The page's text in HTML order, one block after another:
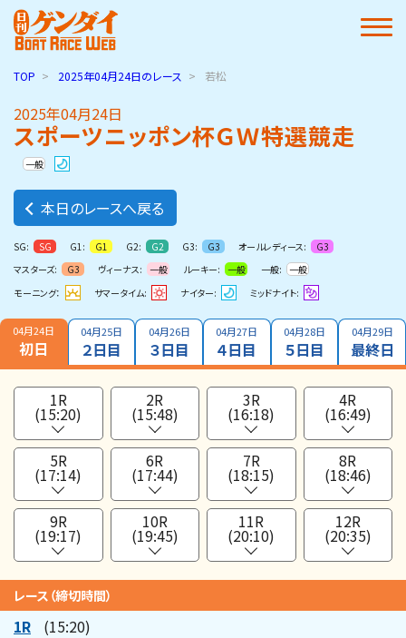
TOP 2025年04月24日のレース 若松
2025年04月24日
スポーツニッポン杯ＧＷ特選競走
一般
本日のレースへ戻る
SG: SG G1: G1 G2: G2 G3: G3 オールレディース:
G3
マスターズ:
G3 ヴィーナス: 一般 ルーキー: 一般 一般: 一般
モーニング：
サマータイム: ナイター: ミッドナイト:
04月24日
初日
04月25日
２日目
04月26日
３日目
04月27日
４日目
04月28日
５日目
04月29日
最終日
1R
(15:20)
2R
(15:48)
3R
(16:18)
4R
(16:49)
5R
(17:14)
6R
(17:44)
7R
(18:15)
8R
(18:46)
9R
(19:17)
10R
(19:45)
11R
(20:10)
12R
(20:35)
レース（締切時間）
1R (15:20)